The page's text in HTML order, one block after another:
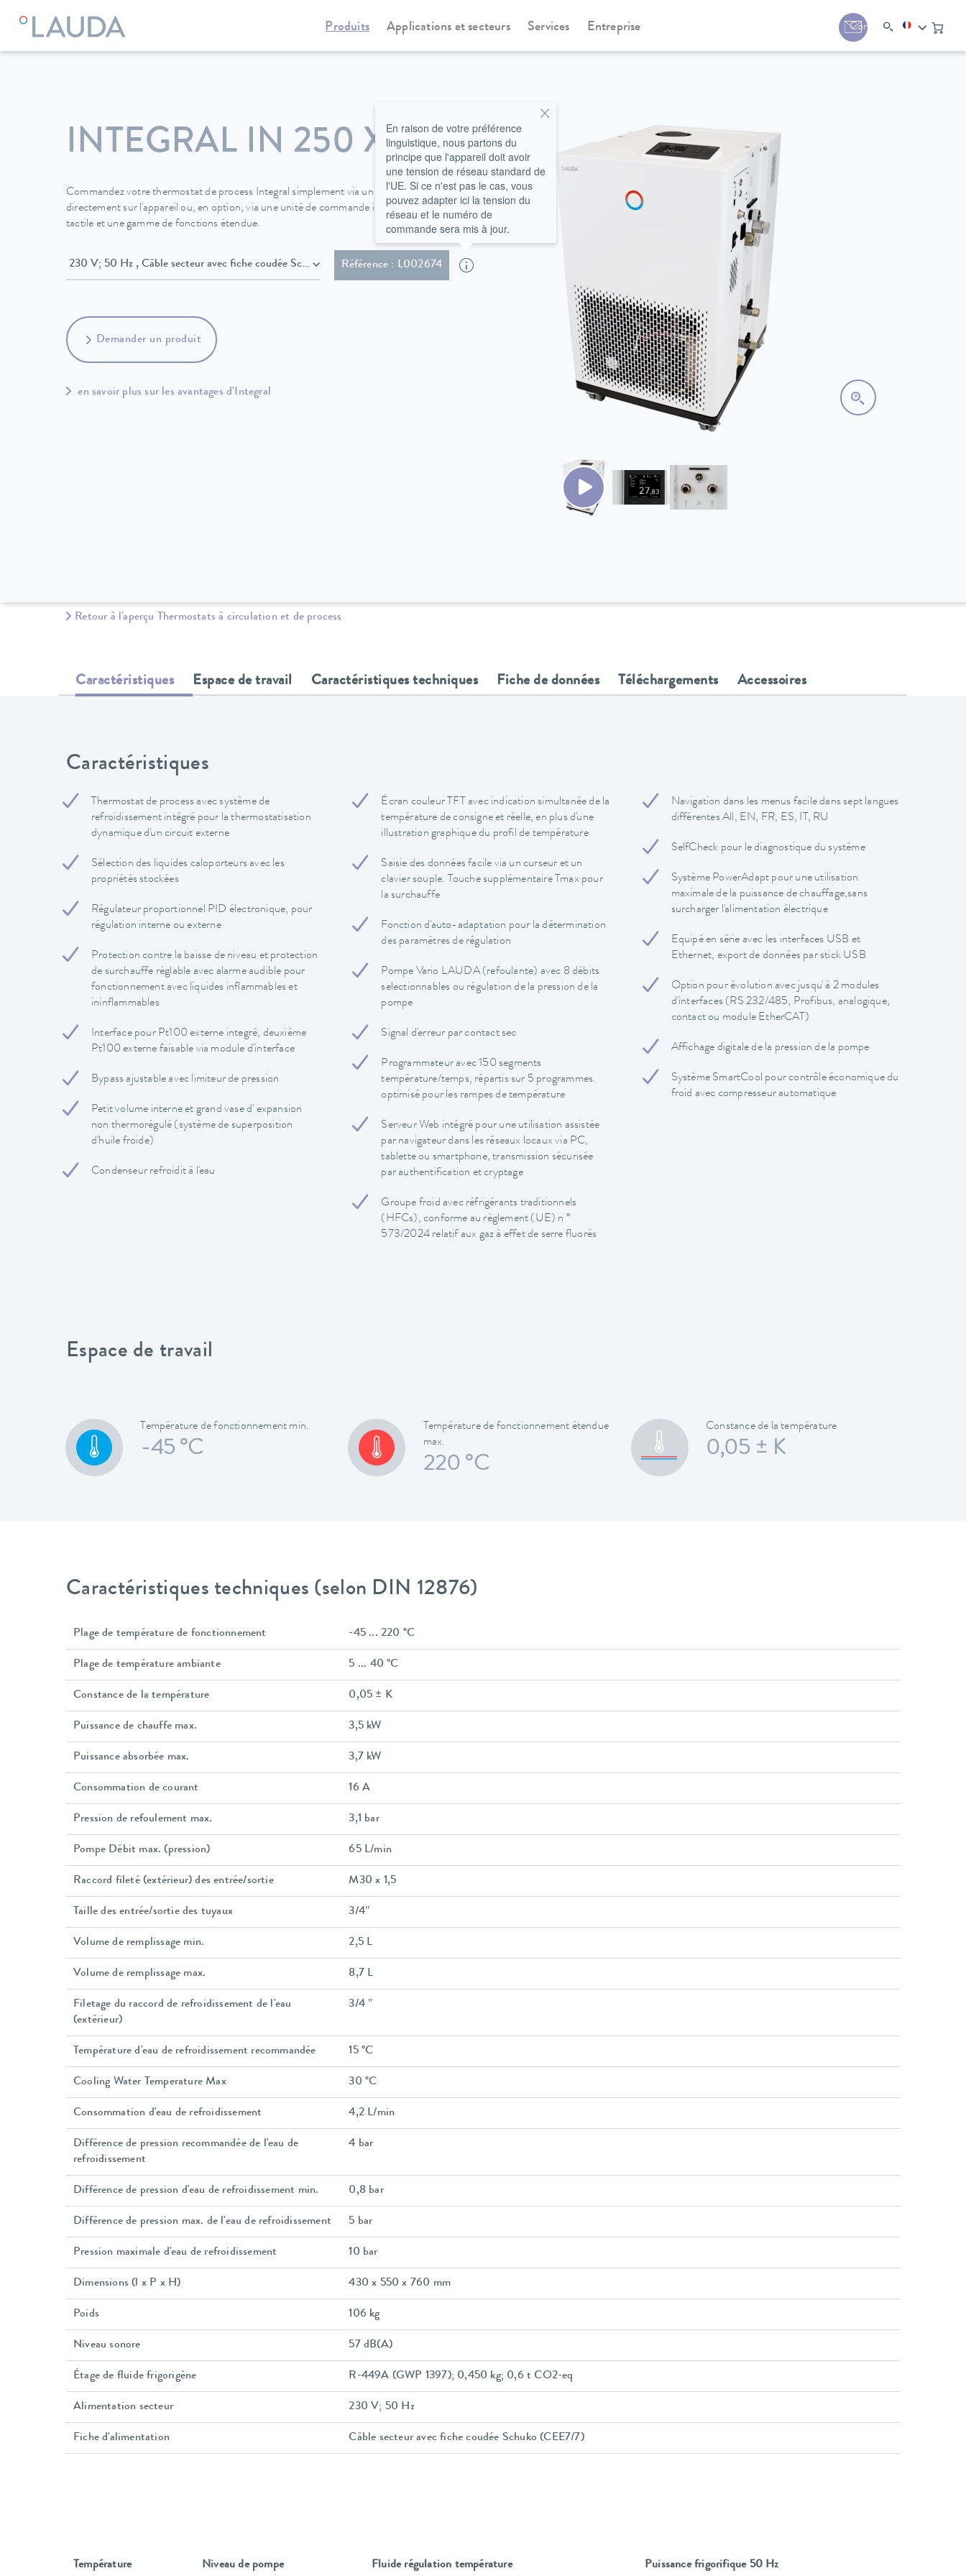
Produits Applications et secteurs Services Entreprise Contact
LAUDA Appareils de thermorégulation Thermostats à circulation et de process Integral XT New Generation
INTEGRAL IN 250 XTW
Commandez votre thermostat de process Integral simplement via un écran TFT moderne
directement sur l'appareil ou, en option, via une unité de commande intuitive avec écran
tactile et une gamme de fonctions étendue.
230 V; 50 Hz , Câble secteur avec fiche coudée Schuko (CEE7/7)Référence : L002674
En raison de votre préférence
linguistique, nous partons du
principe que l'appareil doit avoir
une tension de réseau standard de
l'UE. Si ce n'est pas le cas, vous
pouvez adapter ici la tension du
réseau et le numéro de
commande sera mis à jour.
Demander un produit
en savoir plus sur les avantages d'Integral
Retour à l'aperçu Thermostats à circulation et de process
Caractéristiques Espace de travail Caractéristiques techniques Fiche de données Téléchargements Accessoires
Caractéristiques
Thermostat de process avec système de
refroidissement intégré pour la thermostatisation
dynamique d'un circuit externe
Sélection des liquides caloporteurs avec les
propriétés stockées
Régulateur proportionnel PID électronique, pour
régulation interne ou externe
Protection contre la baisse de niveau et protection
de surchauffe réglable avec alarme audible pour
fonctionnement avec liquides inflammables et
ininflammables
Interface pour Pt100 externe integré, deuxième
Pt100 externe faisable via module d'interface
Bypass ajustable avec limiteur de pression
Petit volume interne et grand vase d' expansion
non thermorégulé (système de superposition
d'huile froide)
Condenseur refroidit à l'eau
Écran couleur TFT avec indication simultanée de la
température de consigne et réelle, en plus d'une
illustration graphique du profil de température
Saisie des données facile via un curseur et un
clavier souple. Touche supplémentaire Tmax pour
la surchauffe
Fonction d'auto-adaptation pour la détermination
des paramètres de régulation
Pompe Vario LAUDA (refoulante) avec 8 débits
selectionnables ou régulation de la pression de la
pompe
Signal d'erreur par contact sec
Programmateur avec 150 segments
température/temps, répartis sur 5 programmes.
optimisé pour les rampes de température
Serveur Web intégré pour une utilisation assistée
par navigateur dans les réseaux locaux via PC,
tablette ou smartphone, transmission sécurisée
par authentification et cryptage
Groupe froid avec réfrigérants traditionnels
(HFCs), conforme au règlement (UE) n °
573/2024 relatif aux gaz à effet de serre fluorés
Navigation dans les menus facile dans sept langues
différentes All, EN, FR, ES, IT, RU
SelfCheck pour le diagnostique du système
Système PowerAdapt pour une utilisation
maximale de la puissance de chauffage,sans
surcharger l'alimentation électrique
Equipé en série avec les interfaces USB et
Ethernet, export de données par stick USB
Option pour évolution avec jusqu' à 2 modules
d'interfaces (RS 232/485, Profibus, analogique,
contact ou module EtherCAT)
Affichage digitale de la pression de la pompe
Système SmartCool pour contrôle économique du
froid avec compresseur automatique
Espace de travail
Température de fonctionnement min.
-45 °C
Température de fonctionnement étendue
max.
220 °C
Constance de la température
0,05 ± K
Caractéristiques techniques (selon DIN 12876)
Plage de température de fonctionnement -45 ... 220 °C
Plage de température ambiante 5 ... 40 °C
Constance de la température 0,05 ± K
Puissance de chauffe max. 3,5 kW
Puissance absorbée max. 3,7 kW
Consommation de courant 16 A
Pression de refoulement max. 3,1 bar
Pompe Débit max. (pression) 65 L/min
Raccord fileté (extérieur) des entrée/sortie M30 x 1,5
Taille des entrée/sortie des tuyaux 3/4″
Volume de remplissage min. 2,5 L
Volume de remplissage max. 8,7 L
Filetage du raccord de refroidissement de l'eau
(extérieur)
3/4 ″
Température d'eau de refroidissement recommandée 15 °C
Cooling Water Temperature Max 30 °C
Consommation d'eau de refroidissement 4,2 L/min
Différence de pression recommandée de l'eau de
refroidissement
4 bar
Différence de pression d'eau de refroidissement min. 0,8 bar
Différence de pression max. de l'eau de refroidissement 5 bar
Pression maximale d'eau de refroidissement 10 bar
Dimensions (l x P x H) 430 x 550 x 760 mm
Poids 106 kg
Niveau sonore 57 dB(A)
Étage de fluide frigorigène R-449A (GWP 1397); 0,450 kg; 0,6 t CO2-eq
Alimentation secteur 230 V; 50 Hz
Fiche d'alimentation Câble secteur avec fiche coudée Schuko (CEE7/7)
Température Niveau de pompe Fluide régulation température Puissance frigorifique 50 Hz